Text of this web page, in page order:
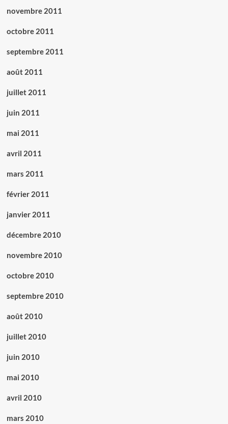
novembre 2011
octobre 2011
septembre 2011
août 2011
juillet 2011
juin 2011
mai 2011
avril 2011
mars 2011
février 2011
janvier 2011
décembre 2010
novembre 2010
octobre 2010
septembre 2010
août 2010
juillet 2010
juin 2010
mai 2010
avril 2010
mars 2010